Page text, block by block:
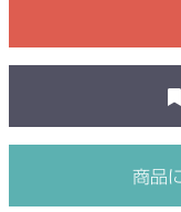
商品